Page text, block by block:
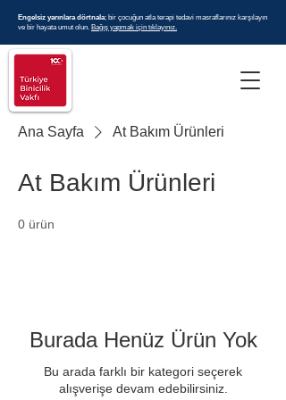
Engelsiz yarınlara dörtnala; bir çocuğun atla terapi tedavi masraflarınız karşılayın
ve bir hayata umut olun. Bağış yapmak için tıklayınız.
Ana Sayfa At Bakım Ürünleri
At Bakım Ürünleri
0 ürün
Burada Henüz Ürün Yok
Bu arada farklı bir kategori seçerek
alışverişe devam edebilirsiniz.